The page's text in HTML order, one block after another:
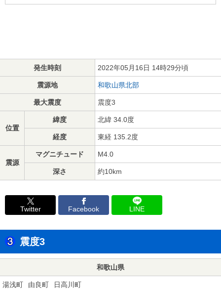
発生時刻 2022年05月16日 14時29分頃
震源地 和歌山県北部
最大震度 震度3
位置
緯度 北緯 34.0度
経度 東経 135.2度
震源
マグニチュード M4.0
深さ 約10km
Twitter Facebook LINE
震度3
和歌山県
湯浅町 由良町 日高川町